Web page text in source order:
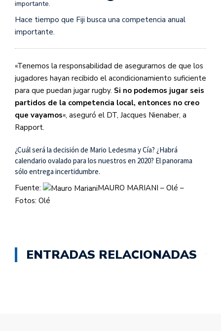
Hace tiempo que Fiji busca una competencia anual
importante.
«Tenemos la responsabilidad de asegurarnos de que los
jugadores hayan recibido el acondicionamiento suficiente
para que puedan jugar rugby. Si no podemos jugar seis
partidos de la competencia local, entonces no creo
que vayamos«, aseguró el DT, Jacques Nienaber, a
Rapport.
¿Cuál será la decisión de Mario Ledesma y Cía? ¿Habrá
calendario ovalado para los nuestros en 2020? El panorama
sólo entrega incertidumbre.
Fuente:
MAURO MARIANI – Olé –
Fotos: Olé
ENTRADAS RELACIONADAS